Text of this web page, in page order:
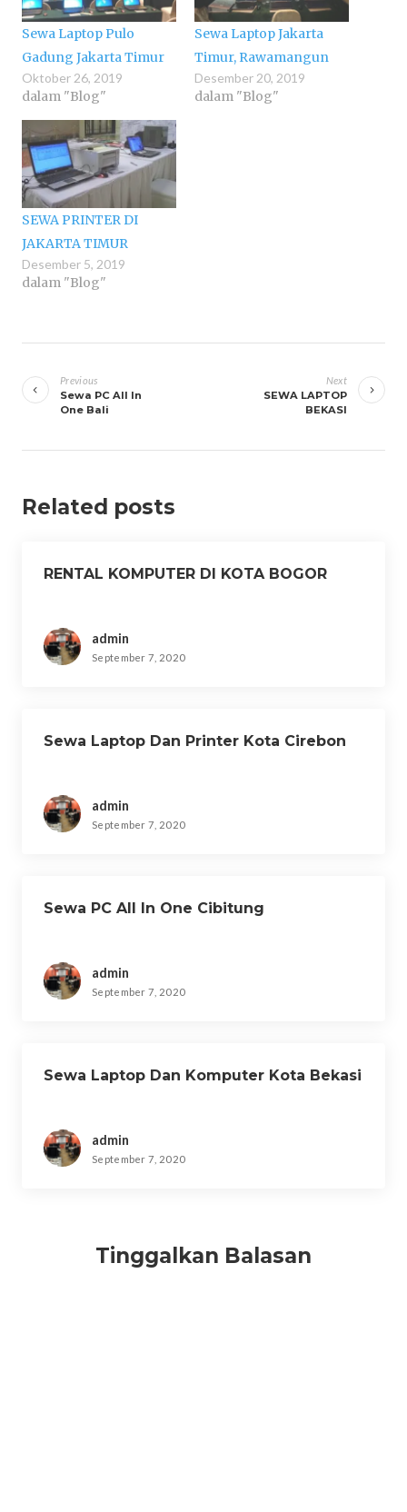
Sewa Laptop Pulo
Gadung Jakarta Timur
Oktober 26, 2019
dalam "Blog"
Sewa Laptop Jakarta
Timur, Rawamangun
Desember 20, 2019
dalam "Blog"
SEWA PRINTER DI
JAKARTA TIMUR
Desember 5, 2019
dalam "Blog"
pos
Previous
Sewa PC All In
One Bali
Next
SEWA LAPTOP
BEKASI
Related posts
RENTAL KOMPUTER DI KOTA BOGOR
admin
September 7, 2020
Sewa Laptop Dan Printer Kota Cirebon
admin
September 7, 2020
Sewa PC All In One Cibitung
admin
September 7, 2020
Sewa Laptop Dan Komputer Kota Bekasi
admin
September 7, 2020
Tinggalkan Balasan